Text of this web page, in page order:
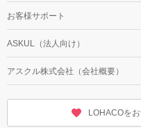
お客様サポート
ASKUL（法人向け）
アスクル株式会社（会社概要）
LOHACOを